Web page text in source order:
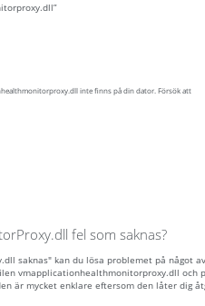
inte finns på din dator. Försök att
fel som saknas?
saknas" kan du lösa problemet på något
vmapplicationhealthmonitorproxy.dll och
är mycket enklare eftersom den låter dig